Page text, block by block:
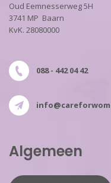
Oud Eemnesserweg 5H
3741 MP Baarn
KvK. 28080000
088 - 442 04 42
Algemeen